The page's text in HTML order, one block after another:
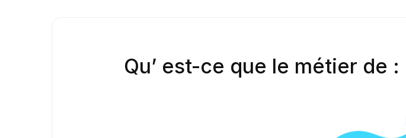
Qu’ est-ce que le métier de :